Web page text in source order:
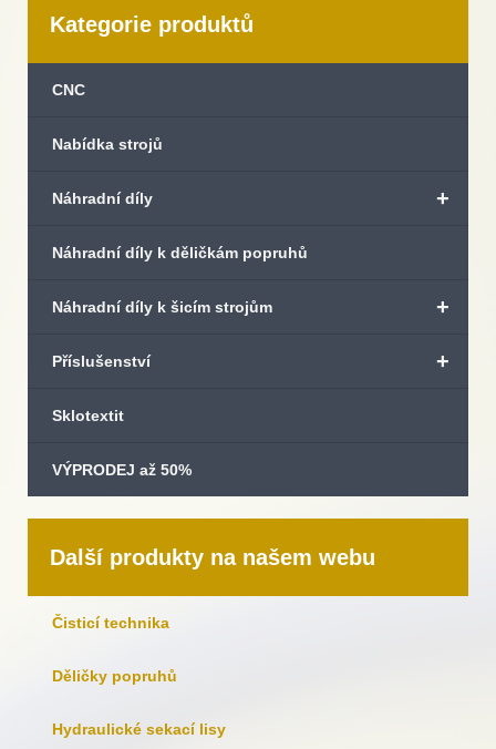
Kategorie produktů
CNC
Nabídka strojů
+
Náhradní díly
Náhradní díly k děličkám popruhů
+
Náhradní díly k šicím strojům
+
Příslušenství
Sklotextit
VÝPRODEJ až 50%
Další produkty na našem webu
Čisticí technika
Děličky popruhů
Hydraulické sekací lisy